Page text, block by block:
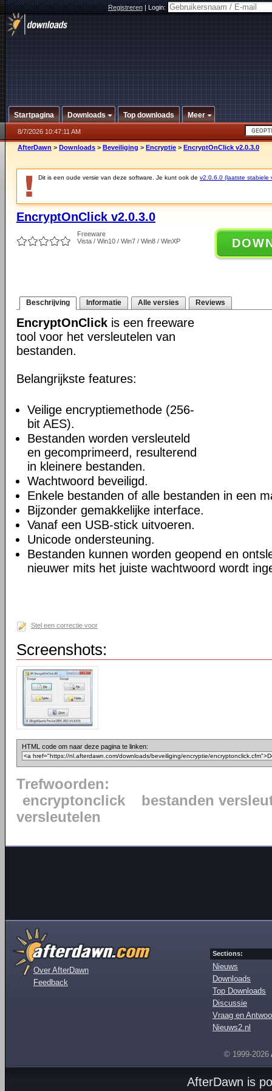
Registreren|Login:
Startpagina Downloads Top downloads Meer
8/7/2026 10:47:11 AM
AfterDawn > Downloads > Beveiliging > Encryptie > EncryptOnClick v2.0.3.0
Dit is een oude versie van deze software. Je kunt ook de v2.0.6.0 (laatste stabiele
EncryptOnClick v2.0.3.0
Freeware
Vista / Win10 / Win7 / Win8 / WinXP
Beschrijving Informatie Alle versies Reviews
EncryptOnClick is een freeware
tool voor het versleutelen van
bestanden.
Belangrijkste features:
Veilige encryptiemethode (256-
bit AES).
Bestanden worden versleuteld
en gecomprimeerd, resulterend
in kleinere bestanden.
Wachtwoord beveiligd.
Enkele bestanden of alle bestanden in een
Bijzonder gemakkelijke interface.
Vanaf een USB-stick uitvoeren.
Unicode ondersteuning.
Bestanden kunnen worden geopend en
nieuwer mits het juiste wachtwoord wordt
Stel een correctie voor
Screenshots:
HTML code om naar deze pagina te linken:
Trefwoorden:
encryptonclick
bestanden
versleutelen
Over AfterDawn
Feedback
Sections:
Nieuws
Downloads
Top Downloads
Discussie
Vraag en
Nieuws2.nl
© 1999-2026
AfterDawn is